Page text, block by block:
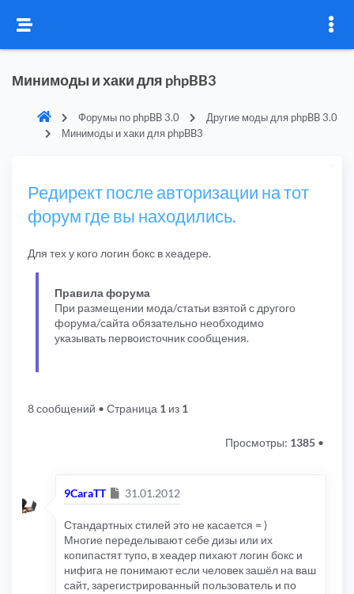
Минимоды и хаки для phpBB3
Форумы по phpBB 3.0
Другие моды для phpBB 3.0
Минимоды и хаки для phpBB3
Редирект после авторизации на тот
форум где вы находились.
Для тех у кого логин бокс в хеадере.
Правила форума
При размещении мода/статьи взятой с другого
форума/сайта обязательно необходимо
указывать первоисточник сообщения.
8 сообщений • Страница 1 из 1
Просмотры: 1385 •
9CaraTT Сообщение
31.01.2012
Стандартных стилей это не касается = )
Многие переделывают себе дизы или их
копипастят тупо, в хеадер пихают логин бокс и
нифига не понимают если человек зашёл на ваш
сайт, зарегистрированный пользователь и по